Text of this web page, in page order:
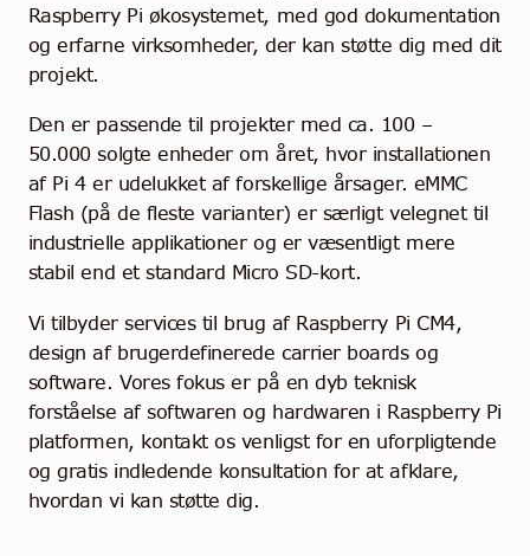
Raspberry Pi økosystemet, med god dokumentation
og erfarne virksomheder, der kan støtte dig med dit
projekt.
Den er passende til projekter med ca. 100 –
50.000 solgte enheder om året, hvor installationen
af Pi 4 er udelukket af forskellige årsager. eMMC
Flash (på de fleste varianter) er særligt velegnet til
industrielle applikationer og er væsentligt mere
stabil end et standard Micro SD-kort.
Vi tilbyder services til brug af Raspberry Pi CM4,
design af brugerdefinerede carrier boards og
software. Vores fokus er på en dyb teknisk
forståelse af softwaren og hardwaren i Raspberry Pi
platformen, kontakt os venligst for en uforpligtende
og gratis indledende konsultation for at afklare,
hvordan vi kan støtte dig.